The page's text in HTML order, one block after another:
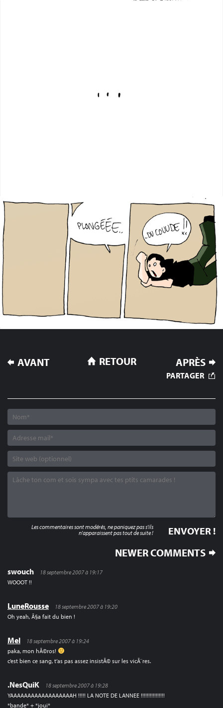
NAVIGATION
DE
AVANT APRÈS
RETOUR
PARTAGER
swouch
18 septembre 2007 à 19:17
WOOOT !!
LuneRousse
18 septembre 2007 à 19:20
Oh yeah, Ã§a fait du bien !
Mel
18 septembre 2007 à 19:24
paka, mon hÃ©ros!
c’est bien ce sang, t’as pas assez insistÃ© sur les vicÃ¨res.
.NesQuiK
18 septembre 2007 à 19:28
YAAAAAAAAAAAAAAAAAAH !!!!! LA NOTE DE LANNEE !!!!!!!!!!!!!!!!
*bande* + *joui*
NEWER COMMENTS
Les commentaires sont modérés, ne paniquez pas s'ils
n'apparaissent pas tout de suite !